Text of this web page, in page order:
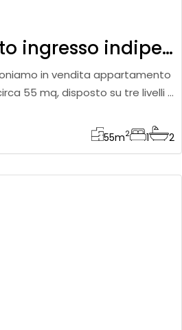
Appartamento ingresso indipendente con terreno esclusivo
in vendita appartamento
55 mq, disposto su tre livelli e
55m2 1 2